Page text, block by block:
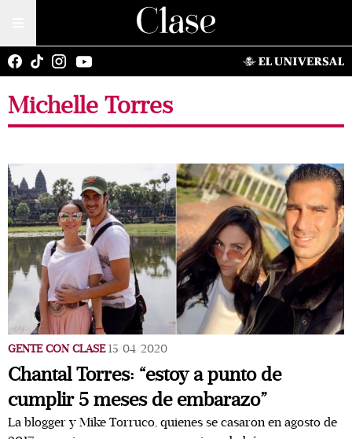
Michelle Torres
GENTE CON CLASE 15/04/2020
Chantal Torres: “estoy a punto de
cumplir 5 meses de embarazo”
La blogger y Mike Torruco, quienes se casaron en agosto de